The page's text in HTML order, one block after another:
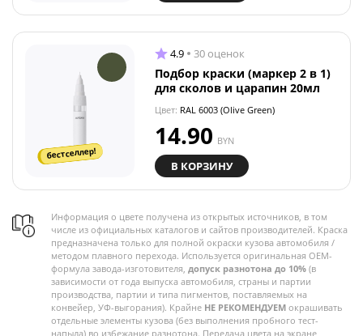
бестселлер!
4.9 30 оценок
Подбор краски (маркер 2 в 1)
для сколов и царапин 20мл
Цвет: RAL 6003 (Olive Green)
14.90 BYN
В КОРЗИНУ
Информация о цвете получена из открытых источников, в том
числе из официальных каталогов и сайтов производителей. Краска
предназначена только для полной окраски кузова автомобиля /
методом плавного перехода. Используется оригинальная OEM-
формула завода-изготовителя, допуск разнотона до 10% (в
зависимости от года выпуска автомобиля, страны и партии
производства, партии и типа пигментов, поставляемых на
конвейер, УФ-выгорания). Крайне НЕ РЕКОМЕНДУЕМ окрашивать
отдельные элементы кузова (без выполнения пробного тест-
напыла) во избежание разнотона. Передача цвета на экране